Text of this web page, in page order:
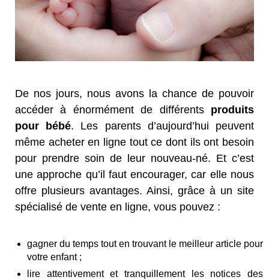
De nos jours, nous avons la chance de pouvoir
accéder à énormément de différents produits
pour bébé. Les parents d’aujourd’hui peuvent
même acheter en ligne tout ce dont ils ont besoin
pour prendre soin de leur nouveau-né. Et c’est
une approche qu’il faut encourager, car elle nous
offre plusieurs avantages. Ainsi, grâce à un site
spécialisé de vente en ligne, vous pouvez :
gagner du temps tout en trouvant le meilleur article pour
votre enfant ;
lire attentivement et tranquillement les notices des